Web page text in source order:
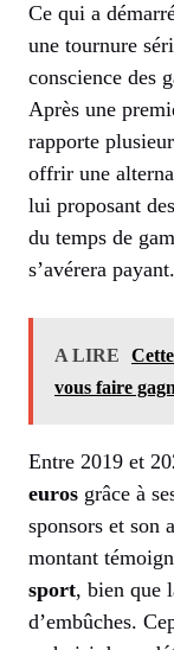
Ce qui a
une tournure
conscience des
Après une
rapporte
offrir une
lui proposant
du temps de
s’avérera payant.
A LIRE
vous faire
Entre 2019 et
euros grâce à
sponsors et son
montant
sport, bien que
d’embûches.